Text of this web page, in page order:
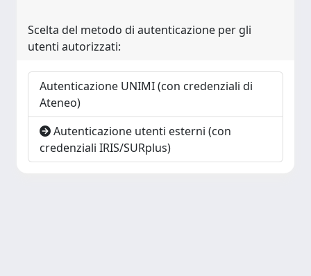
Scelta del metodo di autenticazione per gli
utenti autorizzati:
Autenticazione UNIMI (con credenziali di
Ateneo)
Autenticazione utenti esterni (con
credenziali IRIS/SURplus)